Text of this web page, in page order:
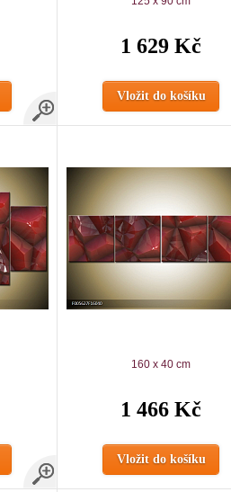
1 629 Kč
Vložit do košíku
160 x 40 cm
1 466 Kč
Vložit do košíku